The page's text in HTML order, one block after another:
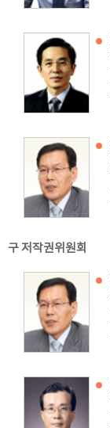
구 저작권위원회